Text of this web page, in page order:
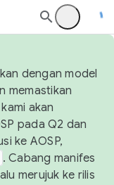
dengan model
memastikan
akan
pada Q2 dan
ke AOSP,
. Cabang manifes
merujuk ke rilis